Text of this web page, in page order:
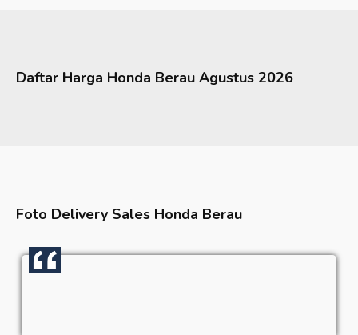
Daftar Harga Honda Berau Agustus 2026
Foto Delivery Sales Honda Berau